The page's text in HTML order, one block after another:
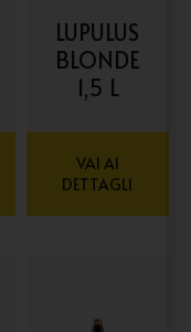
LUPULUS
BLONDE
1,5 L
VAI AI
DETTAGLI